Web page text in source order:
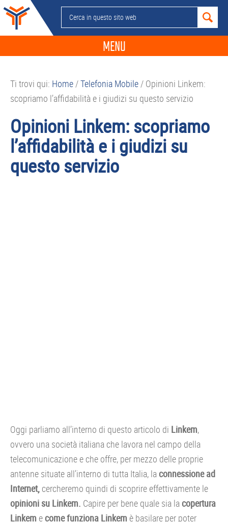
Passa
alla
navigazione
Passa
contenuto
Passa
alla
barra
Passa
piè
Cerca
in
sito
MENU
GUIDE ACQUISTO
SMARTPHONE
TABLET
APP
Ti trovi qui: Home/Telefonia Mobile/ Opinioni Linkem:
scopriamo l’affidabilità e i giudizi su questo servizio
Opinioni Linkem: scopriamo
l’affidabilità e i giudizi su
questo servizio
Oggi parliamo all’interno di questo articolo di Linkem,
ovvero una società italiana che lavora nel campo della
telecomunicazione e che offre, per mezzo delle proprie
antenne situate all’interno di tutta Italia, la connessione ad
Internet, cercheremo quindi di scoprire effettivamente le
opinioni su Linkem. Capire per bene quale sia la copertura
Linkem e comefunziona Linkem è basilare per poter